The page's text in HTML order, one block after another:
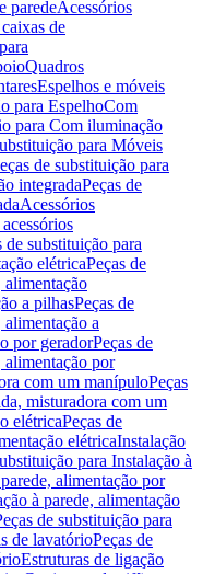
paredeAcessórios
de
Quadros
Espelhos e móveis
para EspelhoCom
para Com iluminação
para Móveis
de substituição para
integradaPeças de
Acessórios
de substituição para
elétricaPeças de
alimentação
a pilhasPeças de
a
por geradorPeças de
alimentação por
com um manípuloPeças
misturadora com um
elétricaPeças de
elétricaInstalação
para Instalação à
alimentação por
à parede, alimentação
de substituição para
de lavatórioPeças de
Estruturas de ligação